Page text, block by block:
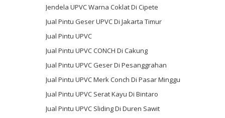
Jendela UPVC Warna Coklat Di Cipete
Jual Pintu Geser UPVC Di Jakarta Timur
Jual Pintu UPVC
Jual Pintu UPVC CONCH Di Cakung
Jual Pintu UPVC Geser Di Pesanggrahan
Jual Pintu UPVC Merk Conch Di Pasar Minggu
Jual Pintu UPVC Serat Kayu Di Bintaro
Jual Pintu UPVC Sliding Di Duren Sawit